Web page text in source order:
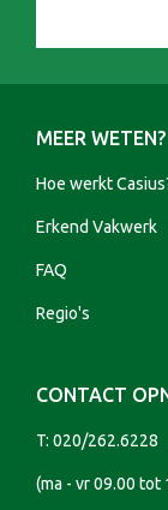
MEER WETEN?
Hoe werkt
Erkend Vakwerk
FAQ
Regio's
CONTACT
T: 020/262.6228
(ma - vr 09.00 tot